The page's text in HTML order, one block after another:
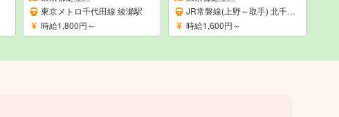
東京メトロ千代田線 綾瀬駅
時給1,800円～
JR常磐線(上野～取手) 北千住駅
時給1,600円～